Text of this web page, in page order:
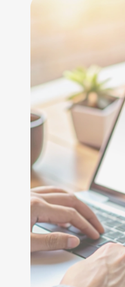
Bidony
Mood
collection
Wszystkie produkty
Mood Sets
WIĘCEJ O KOLEKCJI
PEŁNA OFERTA